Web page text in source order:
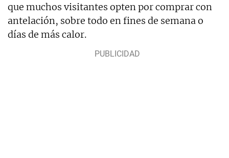
que muchos visitantes opten por comprar con
antelación, sobre todo en fines de semana o
días de más calor.